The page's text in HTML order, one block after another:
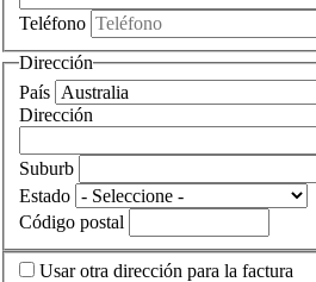
Teléfono
Dirección
País
Dirección
Suburb
Estado
Código postal
Usar otra dirección para la factura